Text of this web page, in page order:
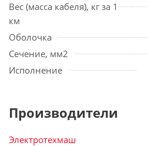
Вес (масса кабеля), кг за 1
км
Оболочка
Сечение, мм2
Исполнение
Производители
Электротехмаш